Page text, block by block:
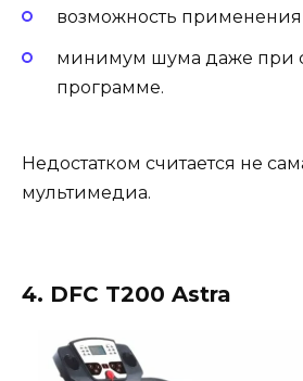
возможность
минимум шума даже при
программе.
Недостатком считается не
мультимедиа.
4. DFC T200 Astra